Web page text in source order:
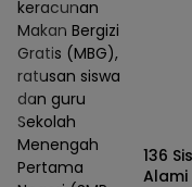
keracunan
Makan Bergizi
Gratis (MBG),
ratusan siswa
dan guru
Sekolah
Menengah
Pertama
136
Alami